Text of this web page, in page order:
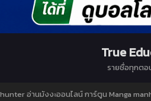
True
รายชื่อทุกตอ
อ่านมังงะออนไลน์ การ์ตูน Manga